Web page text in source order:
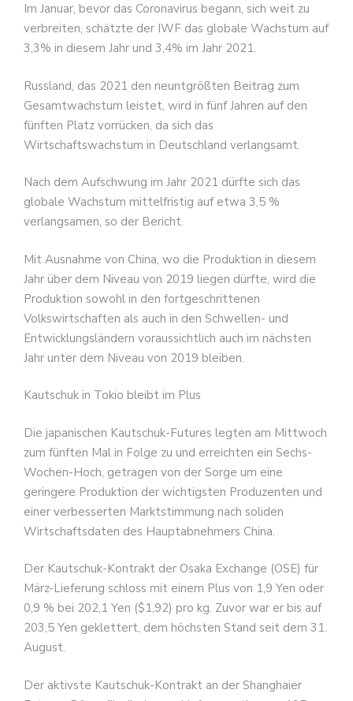
Im Januar, bevor das Coronavirus begann, sich weit zu
verbreiten, schätzte der IWF das globale Wachstum auf
3,3% in diesem Jahr und 3,4% im Jahr 2021.
Russland, das 2021 den neuntgrößten Beitrag zum
Gesamtwachstum leistet, wird in fünf Jahren auf den
fünften Platz vorrücken, da sich das
Wirtschaftswachstum in Deutschland verlangsamt.
Nach dem Aufschwung im Jahr 2021 dürfte sich das
globale Wachstum mittelfristig auf etwa 3,5 %
verlangsamen, so der Bericht.
Mit Ausnahme von China, wo die Produktion in diesem
Jahr über dem Niveau von 2019 liegen dürfte, wird die
Produktion sowohl in den fortgeschrittenen
Volkswirtschaften als auch in den Schwellen- und
Entwicklungsländern voraussichtlich auch im nächsten
Jahr unter dem Niveau von 2019 bleiben.
Kautschuk in Tokio bleibt im Plus
Die japanischen Kautschuk-Futures legten am Mittwoch
zum fünften Mal in Folge zu und erreichten ein Sechs-
Wochen-Hoch, getragen von der Sorge um eine
geringere Produktion der wichtigsten Produzenten und
einer verbesserten Marktstimmung nach soliden
Wirtschaftsdaten des Hauptabnehmers China.
Der Kautschuk-Kontrakt der Osaka Exchange (OSE) für
März-Lieferung schloss mit einem Plus von 1,9 Yen oder
0,9 % bei 202,1 Yen ($1,92) pro kg. Zuvor war er bis auf
203,5 Yen geklettert, dem höchsten Stand seit dem 31.
August.
Der aktivste Kautschuk-Kontrakt an der Shanghaier